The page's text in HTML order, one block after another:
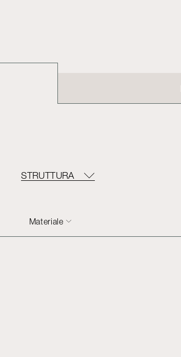
STRUTTURA
Materiale